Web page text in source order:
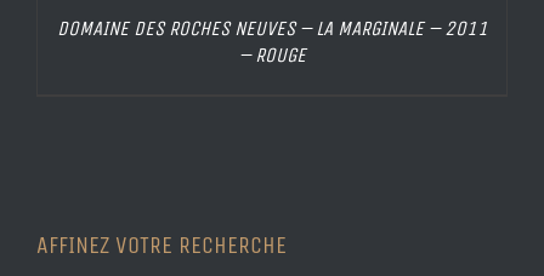
DOMAINE DES ROCHES NEUVES – LA MARGINALE – 2011
– ROUGE
AFFINEZ VOTRE RECHERCHE